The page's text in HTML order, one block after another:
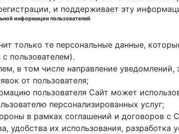
и поддерживает эту
информации пользователей
только те персональные данные,
пользователем).
в том числе направление
от пользователя;
пользователя Сайт может
персонализированных услуг;
в рамках соглашений и договоров с
удобства их использования, разработка